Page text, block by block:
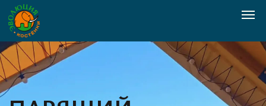
ПАРЯЩИЙ
ГЛЭМПИНГ